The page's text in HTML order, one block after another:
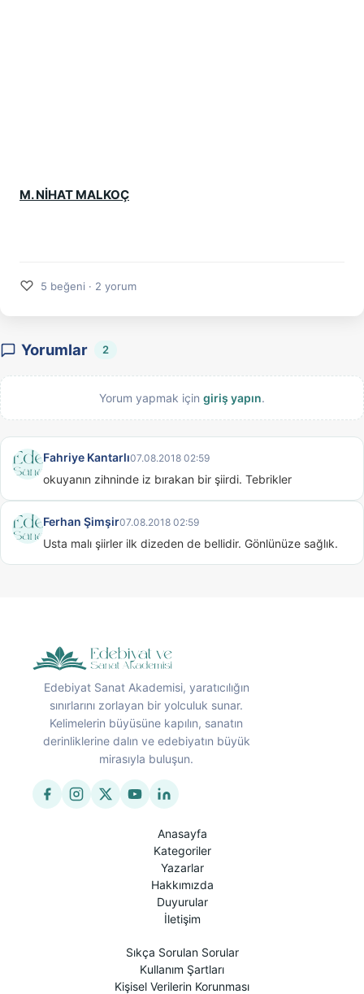
M. NİHAT MALKOÇ
♡ 5 beğeni · 2 yorum
Yorumlar 2
Yorum yapmak için giriş yapın.
Fahriye Kantarlı07.08.2018 02:59
okuyanın zihninde iz bırakan bir şiirdi. Tebrikler
Ferhan Şimşir07.08.2018 02:59
Usta malı şiirler ilk dizeden de bellidir. Gönlünüze sağlık.
Edebiyat Sanat Akademisi, yaratıcılığın
sınırlarını zorlayan bir yolculuk sunar.
Kelimelerin büyüsüne kapılın, sanatın
derinliklerine dalın ve edebiyatın büyük
mirasıyla buluşun.
Anasayfa
Kategoriler
Yazarlar
Hakkımızda
Duyurular
İletişim
Sıkça Sorulan Sorular
Kullanım Şartları
Kişisel Verilerin Korunması